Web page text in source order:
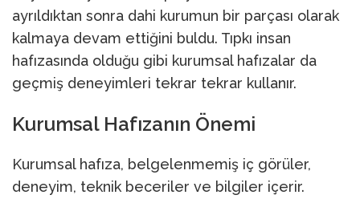
ayrıldıktan sonra dahi kurumun bir parçası olarak
kalmaya devam ettiğini buldu. Tıpkı insan
hafızasında olduğu gibi kurumsal hafızalar da
geçmiş deneyimleri tekrar tekrar kullanır.
Kurumsal Hafızanın Önemi
Kurumsal hafıza, belgelenmemiş iç görüler,
deneyim, teknik beceriler ve bilgiler içerir.